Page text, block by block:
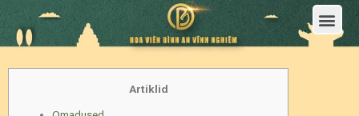
Artiklid